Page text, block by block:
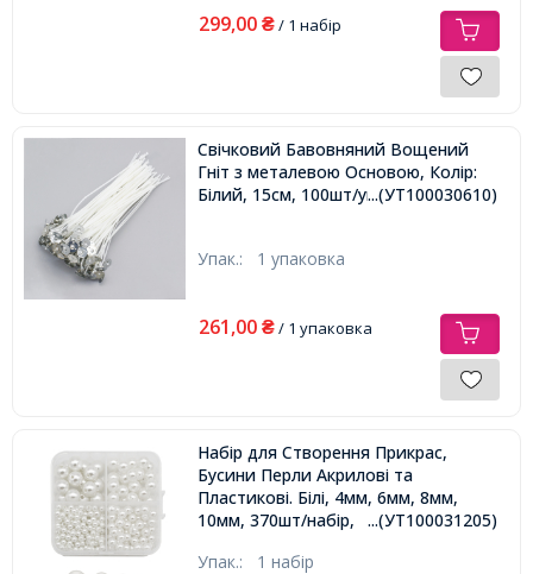
299,00 ₴/ 1 набір
Свічковий Бавовняний Вощений
Гніт з металевою Основою, Колір:
Білий, 15см, 100шт/упаковка,
...(УТ100030610)
Упак.: 1 упаковка
261,00 ₴/ 1 упаковка
Набір для Створення Прикрас,
Бусини Перли Акрилові та
Пластикові. Білі, 4мм, 6мм, 8мм,
10мм, 370шт/набір,
...(УТ100031205)
Упак.: 1 набір